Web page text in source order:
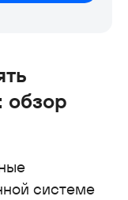
обзор
системе